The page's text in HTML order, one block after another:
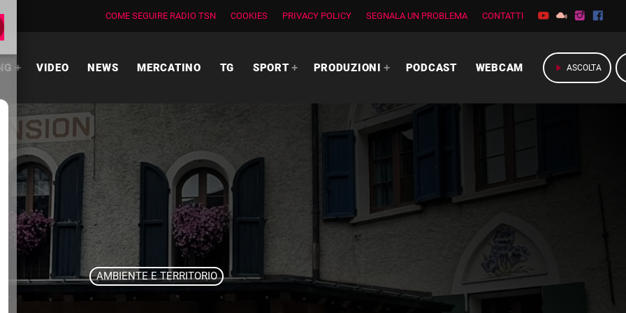
COME SEGUIRE RADIO TSN COOKIES PRIVACY POLICY SEGNALA UN PROBLEMA CONTATTI
VIDEO NEWS MERCATINO TG SPORT PRODUZIONI PODCAST WEBCAM play_arrow ASCOLTA
AMBIENTE E TERRITORIO